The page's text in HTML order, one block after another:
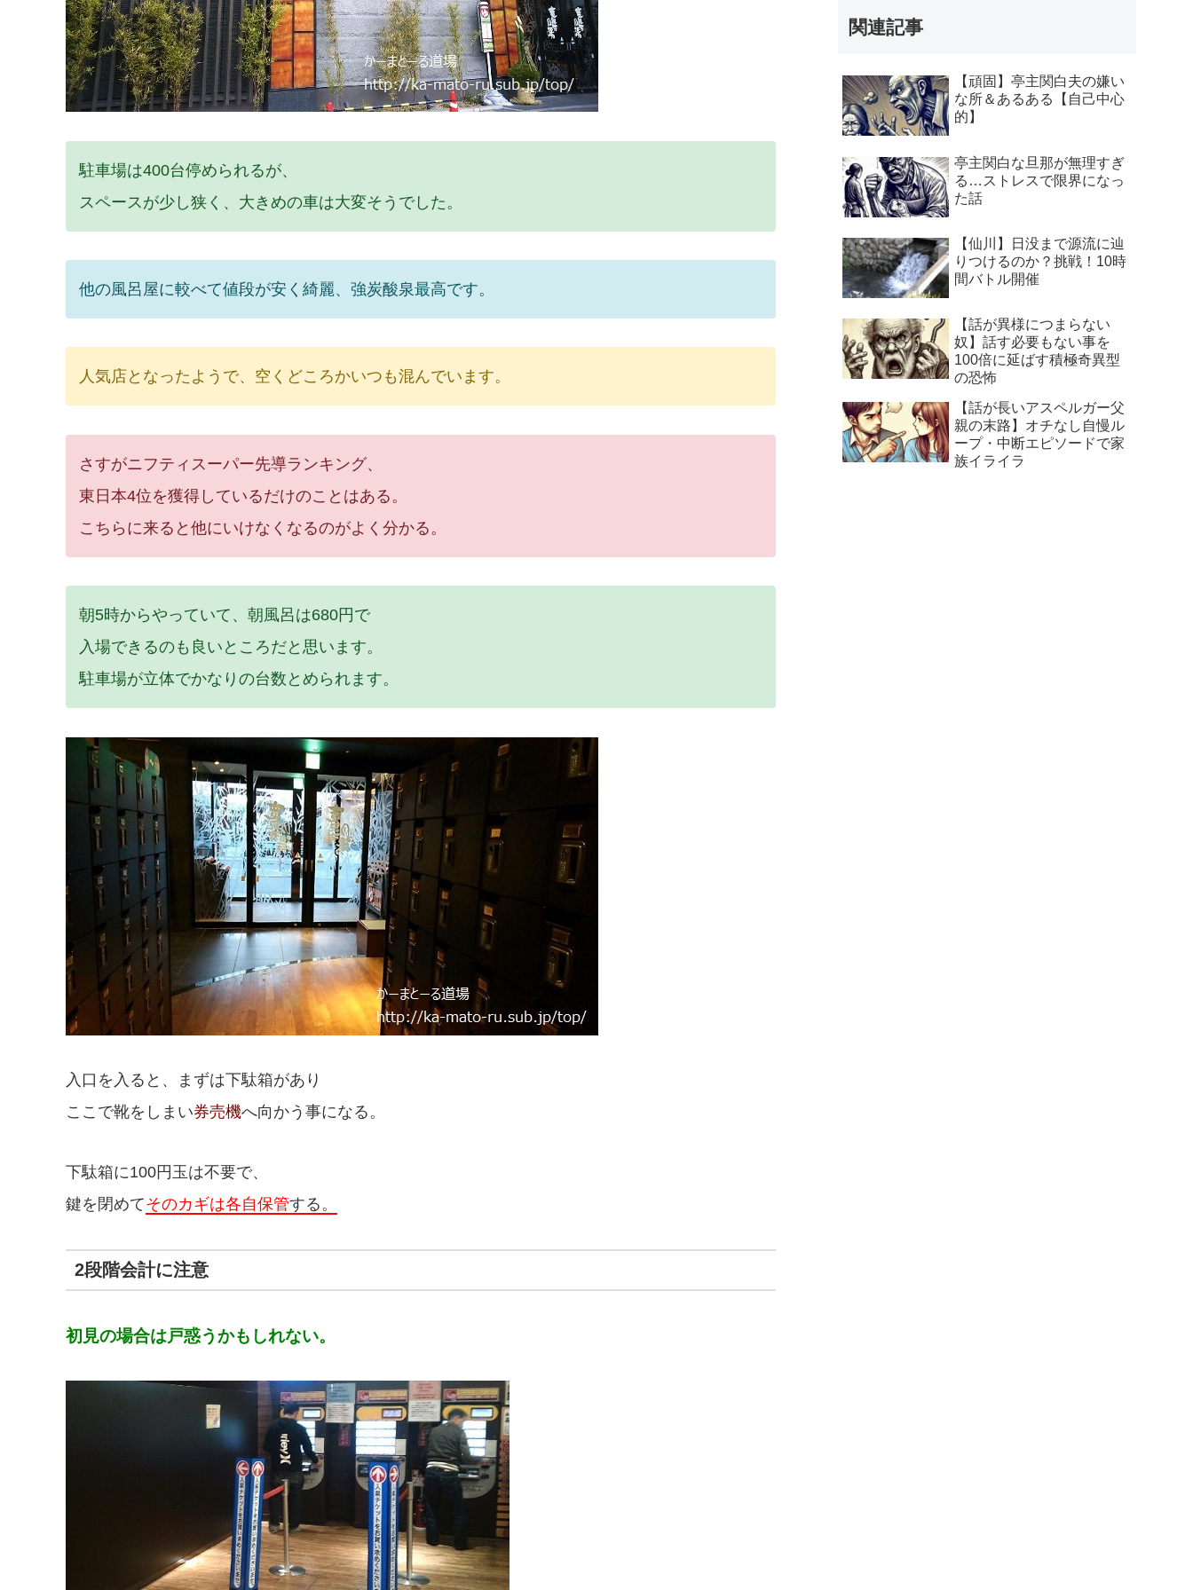
駐車場は400台停められるが、
スペースが少し狭く、大きめの車は大変そうでした。
他の風呂屋に較べて値段が安く綺麗、強炭酸泉最高です。
人気店となったようで、空くどころかいつも混んでいます。
さすがニフティスーパー先導ランキング、
東日本4位を獲得しているだけのことはある。
こちらに来ると他にいけなくなるのがよく分かる。
朝5時からやっていて、朝風呂は680円で
入場できるのも良いところだと思います。
駐車場が立体でかなりの台数とめられます。
入口を入ると、まずは下駄箱があり
ここで靴をしまい券売機へ向かう事になる。
下駄箱に100円玉は不要で、
鍵を閉めてそのカギは各自保管する。
2段階会計に注意
初見の場合は戸惑うかもしれない。
関連記事
【頑固】亭主関白夫の嫌い
な所＆あるある【自己中心
的】
亭主関白な旦那が無理すぎ
る…ストレスで限界になっ
た話
【仙川】日没まで源流に辿
りつけるのか？挑戦！10時
間バトル開催
【話が異様につまらない
奴】話す必要もない事を
100倍に延ばす積極奇異型
の恐怖
【話が長いアスペルガー父
親の末路】オチなし自慢ル
ープ・中断エピソードで家
族イライラ